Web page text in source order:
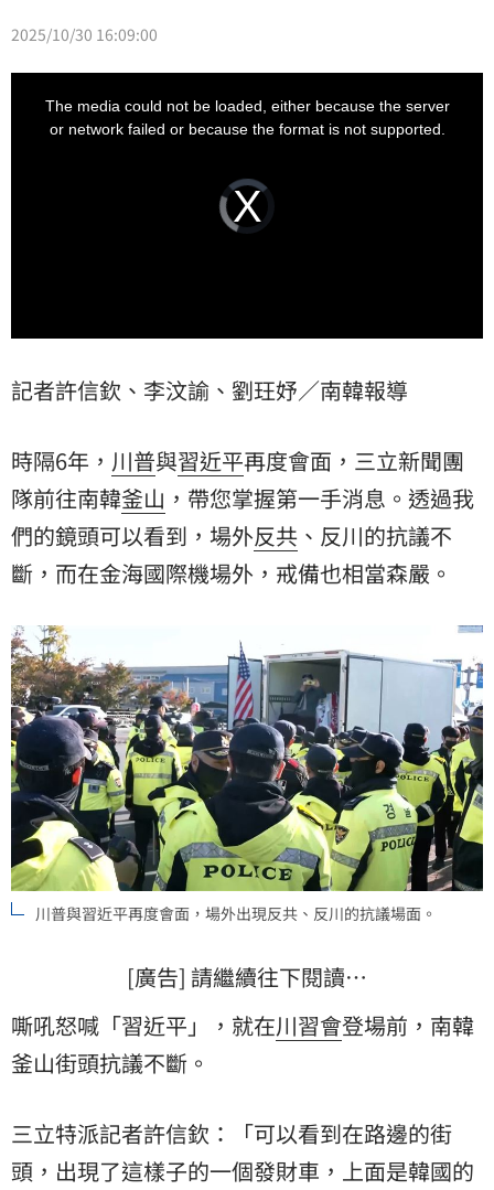
2025/10/30 16:09:00
Video
Player
is
loading.
The media could not be loaded, either because the server
or network failed or because the format is not supported.
記者許信欽、李汶諭、劉玨妤／南韓報導
時隔6年， 川普與習近平再度會面，三立新聞團
隊前往南韓釜山 ，帶您掌握第一手消息。透過我
們的鏡頭可以看到，場外反共 、反川的抗議不
斷，而在金海國際機場外，戒備也相當森嚴。
川普與習近平再度會面，場外出現反共、反川的抗議場面。
[廣告] 請繼續往下閱讀…
嘶吼怒喊「習近平」，就在川習會登場前，南韓
釜山街頭抗議不斷。
三立特派記者許信欽：「可以看到在路邊的街
頭，出現了這樣子的一個發財車，上面是韓國的